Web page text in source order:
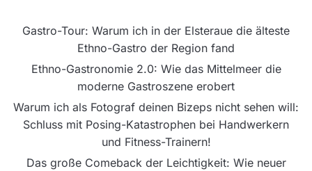
Gastro-Tour: Warum ich in der Elsteraue die älteste
Ethno-Gastro der Region fand
Ethno-Gastronomie 2.0: Wie das Mittelmeer die
moderne Gastroszene erobert
Warum ich als Fotograf deinen Bizeps nicht sehen will:
Schluss mit Posing-Katastrophen bei Handwerkern
und Fitness-Trainern!
Das große Comeback der Leichtigkeit: Wie neuer